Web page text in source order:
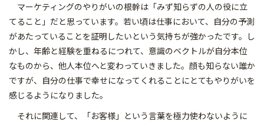
マーケティングのやりがいの根幹は「みず知らずの人の役に立
てること」だと思っています。若い頃は仕事において、自分の予測
があたっていることを証明したいという気持ちが強かったです。し
かし、年齢と経験を重ねるにつれて、意識のベクトルが自分本位
なものから、他人本位へと変わっていきました。顔も知らない誰か
ですが、自分の仕事で幸せになってくれることにとてもやりがいを
感じるようになりました。
それに関連して、「お客様」という言葉を極力使わないように